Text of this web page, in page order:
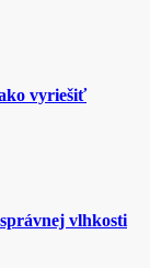
vyriešiť
vlhkosti